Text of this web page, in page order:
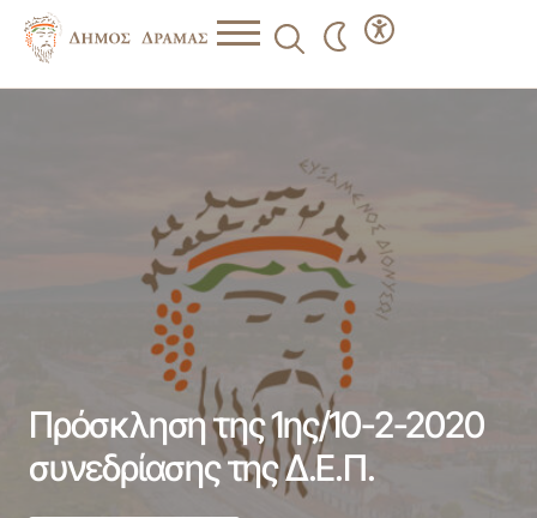
Πρόσκληση της 1ης/10-2-2020
συνεδρίασης της Δ.Ε.Π.